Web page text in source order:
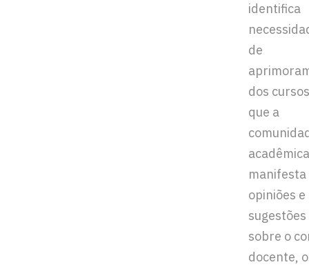
identifica
de
dos
que a
acadêmica
manifesta
opiniões e
sugestões
sobre o
docente,